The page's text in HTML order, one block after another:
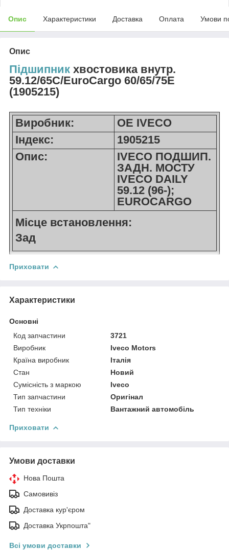
Опис Характеристики Доставка Оплата Умови
Опис
Підшипник хвостовика внутр.
59.12/65C/EuroCargo 60/65/75E
(1905215)
Виробник:
OE IVECO
Індекс:
1905215
Опис:
IVECO ПОДШИП.
ЗАДН. МОСТУ
IVECO DAILY
59.12 (96-);
EUROCARGO
Місце встановлення:
Зад
Приховати
Характеристики
Основні
Код запчастини
3721
Виробник
Iveco Motors
Країна виробник
Італія
Стан
Новий
Сумісність з маркою
Iveco
Тип запчастини
Оригінал
Тип техніки
Вантажний автомобіль
Приховати
Умови доставки
Нова Пошта
Самовивіз
Доставка кур'єром
Доставка Укрпошта"
Всі умови доставки